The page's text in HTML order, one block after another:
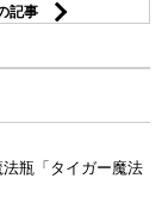
記事
瓶「タイガー魔法